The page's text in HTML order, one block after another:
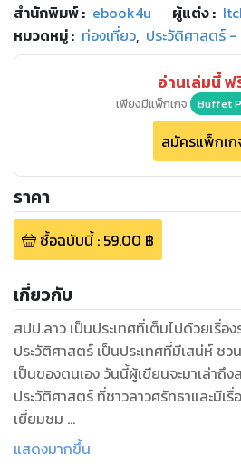
สำนักพิมพ์: ebook4u ผู้แต่ง :
หมวดหมู่: ท่องเที่ยว, ประวัติศาสตร์
อ่านเล่มนี้ ฟ
เพียงมีแพ็กเกจ Buffet
สมัครแพ็กเก
ราคา
ซื้อฉบับนี้: 59.00 ฿
เกี่ยวกับ
สปป.ลาว เป็นประเทศที่เต็มไปด้วยเรื่อ
ประวัติศาสตร์ เป็นประเทศที่มีเสน่ห์ ช
เป็นของตนเอง วันนี้ผู้เขียนจะมาเล่าถึ
ประวัติศาสตร์ ที่ชาวลาวศรัทธาและมีเรื่
เยี่ยมชม
ถ้ำปาผา หรือถ้ำพระ ถือได้ว่าเป็นสถาน
แสดงมากขึ้น